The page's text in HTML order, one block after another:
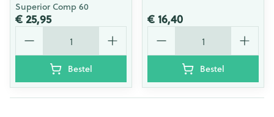
Superior Comp 60
€ 25,95
Aantal
Bestel
€ 16,40
Aantal
Bestel